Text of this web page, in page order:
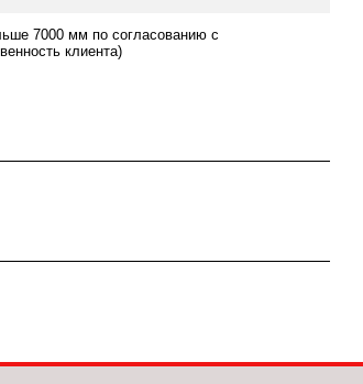
7000 мм по согласованию с
клиента)